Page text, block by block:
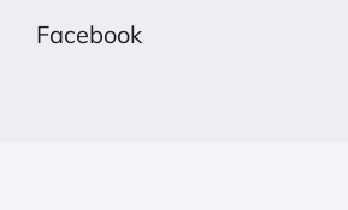
Facebook